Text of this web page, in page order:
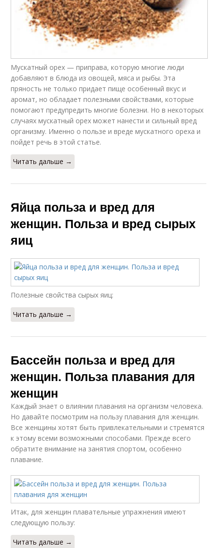
Мускатный орех — приправа, которую многие люди
добавляют в блюда из овощей, мяса и рыбы. Эта
пряность не только придает пище особенный вкус и
аромат, но обладает полезными свойствами, которые
помогают предупредить многие болезни. Но в некоторых
случаях мускатный орех может нанести и сильный вред
организму. Именно о пользе и вреде мускатного ореха и
пойдет речь в этой статье.
Читать дальше →
Яйца польза и вред для
женщин. Польза и вред сырых
яиц
Полезные свойства сырых яиц:
Читать дальше →
Бассейн польза и вред для
женщин. Польза плавания для
женщин
Каждый знает о влиянии плавания на организм человека.
Но давайте посмотрим на пользу плавания для женщин.
Все женщины хотят быть привлекательными и стремятся
к этому всеми возможными способами. Прежде всего
обратите внимание на занятия спортом, особенно
плавание.
Итак, для женщин плавательные упражнения имеют
следующую пользу:
Читать дальше →